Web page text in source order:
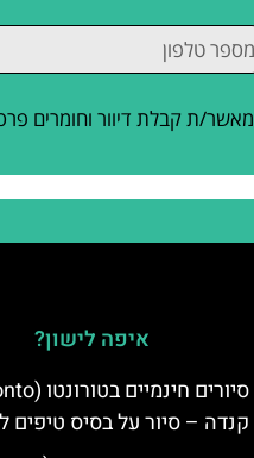
מאשר/ת קבלת דיוור וחומרים
איפה לישון?
קנדה – סיור על בסיס טיפים